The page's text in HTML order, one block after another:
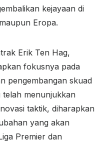
kejayaan di
Eropa.
Erik Ten Hag,
fokusnya pada
pengembangan skuad
telah menunjukkan
taktik, diharapkan
yang akan
Premier dan